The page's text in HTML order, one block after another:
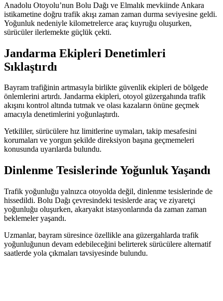
Anadolu Otoyolu’nun Bolu Dağı ve Elmalık mevkiinde Ankara
istikametine doğru trafik akışı zaman zaman durma seviyesine geldi.
Yoğunluk nedeniyle kilometrelerce araç kuyruğu oluşurken,
sürücüler ilerlemekte güçlük çekti.
Jandarma Ekipleri Denetimleri
Sıklaştırdı
Bayram trafiğinin artmasıyla birlikte güvenlik ekipleri de bölgede
önlemlerini artırdı. Jandarma ekipleri, otoyol güzergahında trafik
akışını kontrol altında tutmak ve olası kazaların önüne geçmek
amacıyla denetimlerini yoğunlaştırdı.
Yetkililer, sürücülere hız limitlerine uymaları, takip mesafesini
korumaları ve yorgun şekilde direksiyon başına geçmemeleri
konusunda uyarılarda bulundu.
Dinlenme Tesislerinde Yoğunluk Yaşandı
Trafik yoğunluğu yalnızca otoyolda değil, dinlenme tesislerinde de
hissedildi. Bolu Dağı çevresindeki tesislerde araç ve ziyaretçi
yoğunluğu oluşurken, akaryakıt istasyonlarında da zaman zaman
beklemeler yaşandı.
Uzmanlar, bayram süresince özellikle ana güzergahlarda trafik
yoğunluğunun devam edebileceğini belirterek sürücülere alternatif
saatlerde yola çıkmaları tavsiyesinde bulundu.